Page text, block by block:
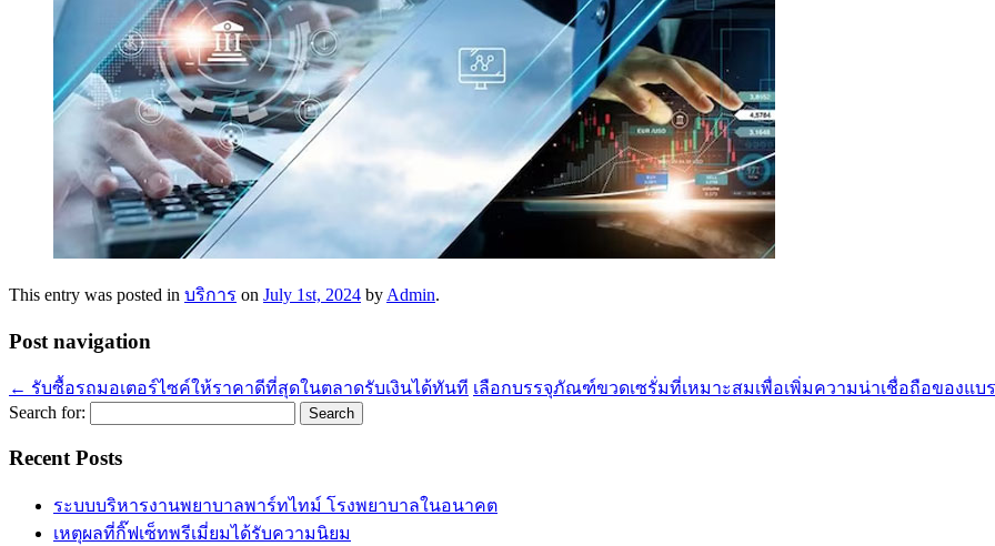
This entry was posted in บริการ on July 1st, 2024 by Admin.
Post navigation
← รับซื้อรถมอเตอร์ไซค์ให้ราคาดีที่สุดในตลาดรับเงินได้ทันที เลือกบรรจุภัณฑ์ขวดเซรั่มที่เหมาะสมเพื่อเพิ่มความน่าเชื่อถือของแบ
Search for:
Recent Posts
ระบบบริหารงานพยาบาลพาร์ทไทม์ โรงพยาบาลในอนาคต
เหตุผลที่กิ๊ฟเซ็ทพรีเมี่ยมได้รับความนิยม